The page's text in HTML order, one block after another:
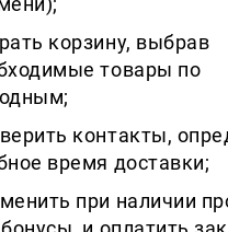
корзину, выбрав
товары по
контакты,
время доставки;
при наличии